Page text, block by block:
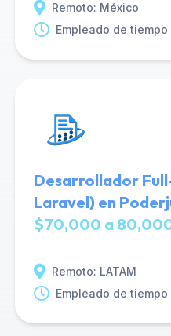
Remoto: México
Empleado de
Desarrollador
Laravel) en
$70,000 a
Remoto: LATAM
Empleado de